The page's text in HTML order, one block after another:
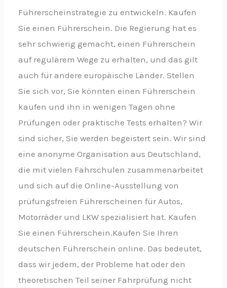
Führerscheinstrategie zu entwickeln. Kaufen
Sie einen Führerschein. Die Regierung hat es
sehr schwierig gemacht, einen Führerschein
auf regulärem Wege zu erhalten, und das gilt
auch für andere europäische Länder. Stellen
Sie sich vor, Sie könnten einen Führerschein
kaufen und ihn in wenigen Tagen ohne
Prüfungen oder praktische Tests erhalten? Wir
sind sicher, Sie werden begeistert sein. Wir sind
eine anonyme Organisation aus Deutschland,
die mit vielen Fahrschulen zusammenarbeitet
und sich auf die Online-Ausstellung von
prüfungsfreien Führerscheinen für Autos,
Motorräder und LKW spezialisiert hat. Kaufen
Sie einen Führerschein.Kaufen Sie Ihren
deutschen Führerschein online. Das bedeutet,
dass wir jedem, der Probleme hat oder den
theoretischen Teil seiner Fahrprüfung nicht